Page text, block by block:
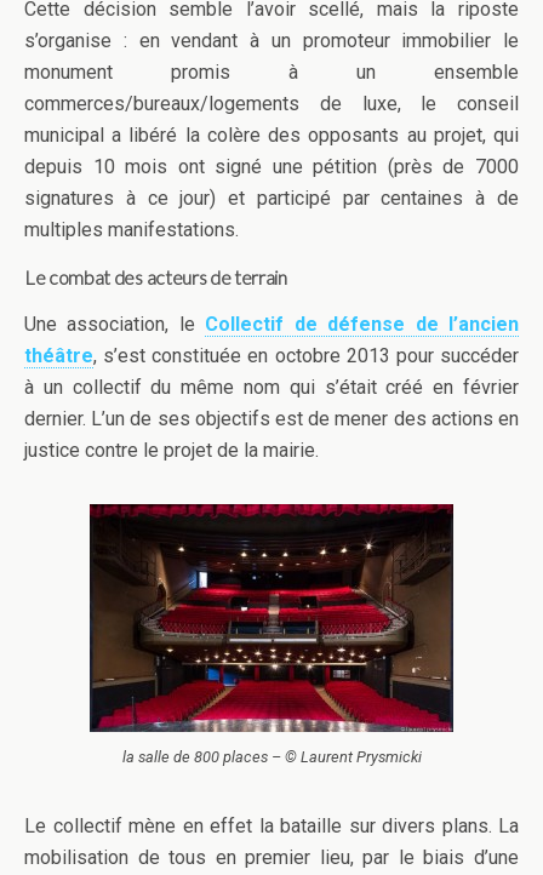
Cette décision semble l’avoir scellé, mais la riposte
s’organise : en vendant à un promoteur immobilier le
monument promis à un ensemble
commerces/bureaux/logements de luxe, le conseil
municipal a libéré la colère des opposants au projet, qui
depuis 10 mois ont signé une pétition (près de 7000
signatures à ce jour) et participé par centaines à de
multiples manifestations.
Le combat des acteurs de terrain
Une association, le Collectif de défense de l’ancien
théâtre, s’est constituée en octobre 2013 pour succéder
à un collectif du même nom qui s’était créé en février
dernier. L’un de ses objectifs est de mener des actions en
justice contre le projet de la mairie.
la salle de 800 places – © Laurent Prysmicki
Le collectif mène en effet la bataille sur divers plans. La
mobilisation de tous en premier lieu, par le biais d’une